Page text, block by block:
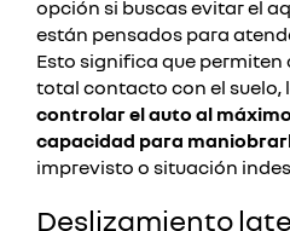
opción si buscas evitar el
están pensados para
Esto significa que permiten
total contacto con el suelo,
controlar el auto al
capacidad para
imprevisto o situación
Deslizamiento